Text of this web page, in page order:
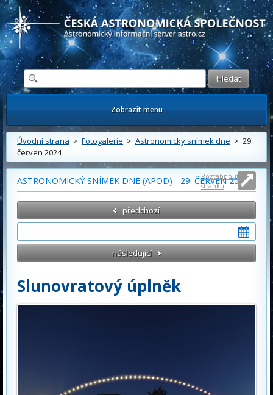
Česká astronomická společnost - Informační astronomický server
Zobrazit menu
Úvodní strana > Fotogalerie > Astronomický snímek dne > 29.
červen 2024
ASTRONOMICKÝ SNÍMEK DNE (APOD) - 29. ČERVEN 2024
Roztáhnout
stránku
předchozí
následující
Slunovratový úplněk